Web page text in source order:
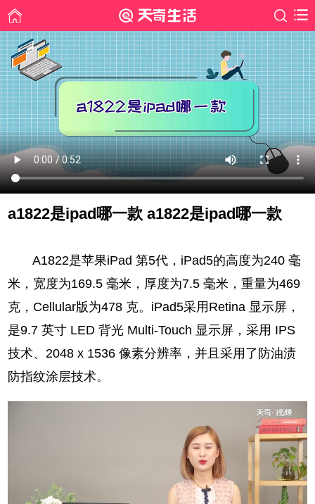
a1822是ipad哪一款 a1822是ipad哪一款
A1822是苹果iPad 第5代，iPad5的高度为240 毫
米，宽度为169.5 毫米，厚度为7.5 毫米，重量为469
克，Cellular版为478 克。iPad5采用Retina 显示屏，
是9.7 英寸 LED 背光 Multi‑Touch 显示屏，采用 IPS
技术、2048 x 1536 像素分辨率，并且采用了防油渍
防指纹涂层技术。